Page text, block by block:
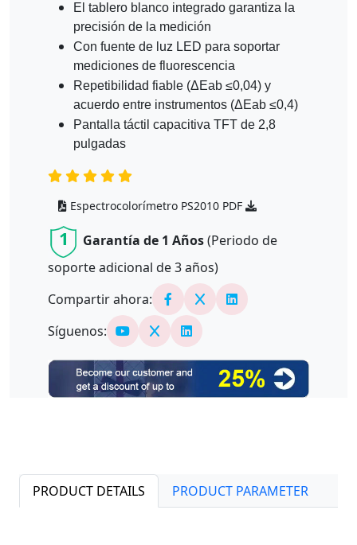
El tablero blanco integrado garantiza la
precisión de la medición
Con fuente de luz LED para soportar
mediciones de fluorescencia
Repetibilidad fiable (ΔEab ≤0,04) y
acuerdo entre instrumentos (ΔEab ≤0,4)
Pantalla táctil capacitiva TFT de 2,8
pulgadas
Espectrocolorímetro PS2010 PDF
1 Garantía de 1 Años(Periodo de
soporte adicional de3años)
Compartir ahora:
Síguenos:
PRODUCT DETAILS PRODUCT PARAMETER